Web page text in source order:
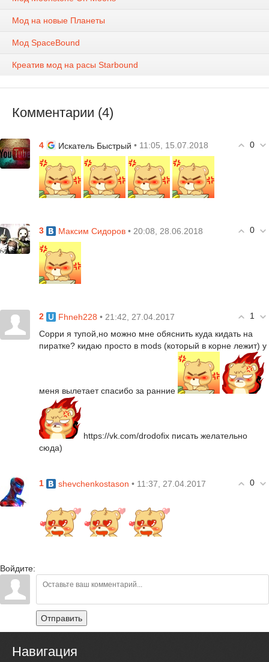
Мод на новые Планеты
Мод SpaceBound
Креатив мод на расы Starbound
Комментарии (4)
0
4 Искатель Быстрый • 11:05, 15.07.2018
0
3 Максим Сидоров • 20:08, 28.06.2018
1
2 Fhneh228 • 21:42, 27.04.2017
Сорри я тупой,но можно мне обяснить куда кидать на
пиратке? кидаю просто в mods (который в корне лежит) у
меня вылетает спасибо за ранние
https://vk.com/drodofix писать желательно
сюда)
0
1 shevchenkostason • 11:37, 27.04.2017
Войдите:
Отправить
Навигация